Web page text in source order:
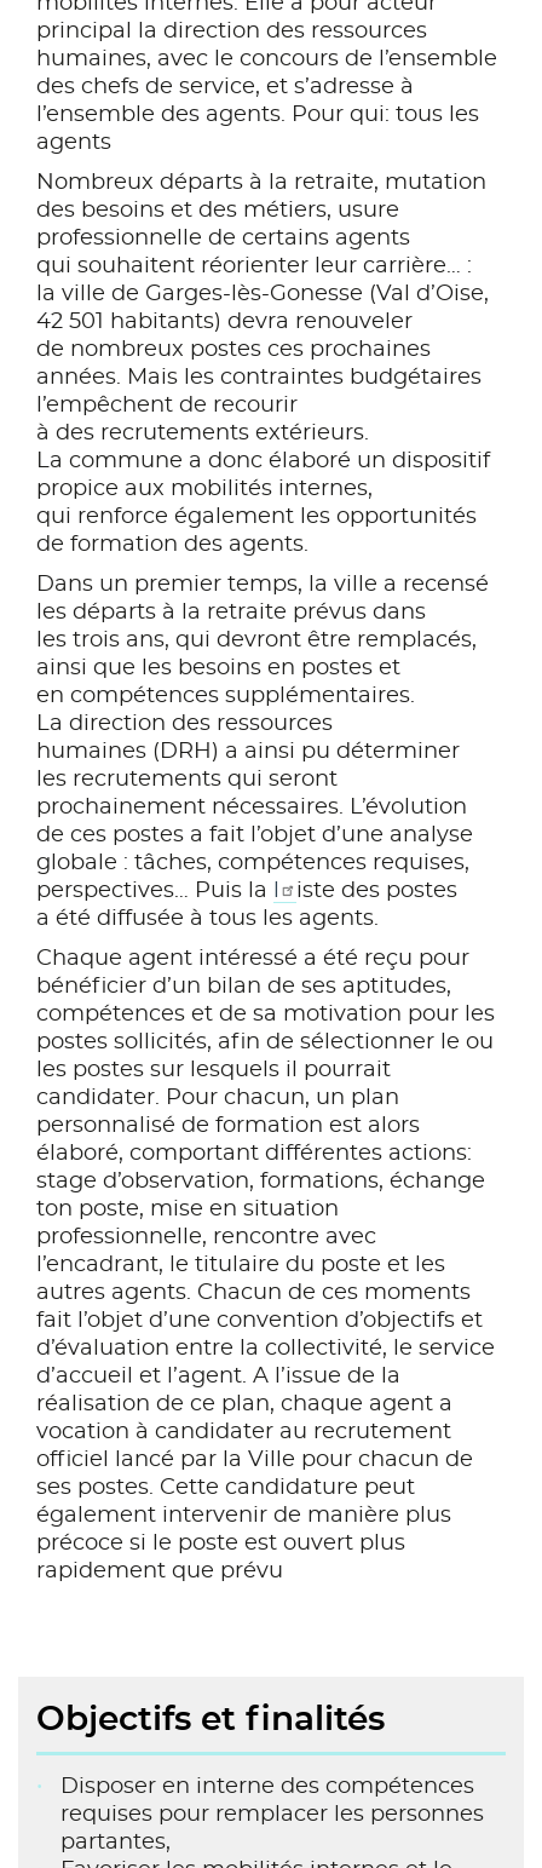
principal la direction des ressources
humaines, avec le concours de l’ensemble
des chefs de service, et s’adresse à
l’ensemble des agents. Pour qui: tous les
agents
Nombreux départs à la retraite, mutation
des besoins et des métiers, usure
professionnelle de certains agents
qui souhaitent réorienter leur carrière… :
la ville de Garges-lès-Gonesse (Val d’Oise,
42 501 habitants) devra renouveler
de nombreux postes ces prochaines
années. Mais les contraintes budgétaires
l’empêchent de recourir
à des recrutements extérieurs.
La commune a donc élaboré un dispositif
propice aux mobilités internes,
qui renforce également les opportunités
de formation des agents.
Dans un premier temps, la ville a recensé
les départs à la retraite prévus dans
les trois ans, qui devront être remplacés,
ainsi que les besoins en postes et
en compétences supplémentaires.
La direction des ressources
humaines (DRH) a ainsi pu déterminer
les recrutements qui seront
prochainement nécessaires. L’évolution
de ces postes a fait l’objet d’une analyse
globale : tâches, compétences requises,
perspectives… Puis la
iste des postes
a été diffusée à tous les agents.
Chaque agent intéressé a été reçu pour
bénéficier d’un bilan de ses aptitudes,
compétences et de sa motivation pour les
postes sollicités, afin de sélectionner le ou
les postes sur lesquels il pourrait
candidater. Pour chacun, un plan
personnalisé de formation est alors
élaboré, comportant différentes actions:
stage d’observation, formations, échange
ton poste, mise en situation
professionnelle, rencontre avec
l’encadrant, le titulaire du poste et les
autres agents. Chacun de ces moments
fait l’objet d’une convention d’objectifs et
d’évaluation entre la collectivité, le service
d’accueil et l’agent. A l’issue de la
réalisation de ce plan, chaque agent a
vocation à candidater au recrutement
officiel lancé par la Ville pour chacun de
ses postes. Cette candidature peut
également intervenir de manière plus
précoce si le poste est ouvert plus
rapidement que prévu
Objectifs et finalités
Disposer en interne des compétences
requises pour remplacer les personnes
partantes,